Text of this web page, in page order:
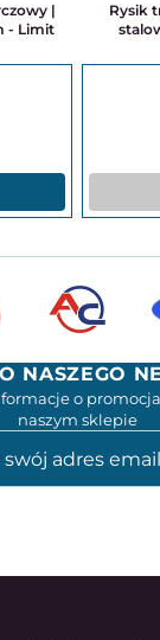
- Limit
Rysik traserski dwustronny
NASZEGO
o
naszym sklepie